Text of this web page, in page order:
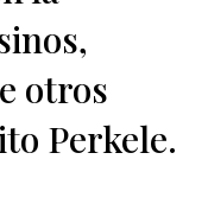
otros
Perkele.